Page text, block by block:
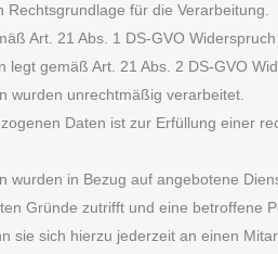
für die Verarbeitung.
Art. 21 Abs. 1 DS-GVO
legt gemäß Art. 21 Abs. 2 DS-GVO
wurden unrechtmäßig verarbeitet.
Daten ist zur Erfüllung einer
wurden in Bezug auf angebotene
Gründe zutrifft und eine betroffene
sie sich hierzu jederzeit an einen